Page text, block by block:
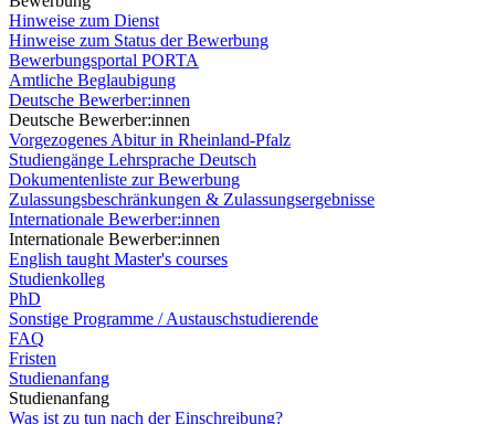
Hinweise zum Dienst
Hinweise zum Status der Bewerbung
Bewerbungsportal PORTA
Amtliche Beglaubigung
Deutsche Bewerber:innen
Deutsche Bewerber:innen
Vorgezogenes Abitur in Rheinland-Pfalz
Studiengänge Lehrsprache Deutsch
Dokumentenliste zur Bewerbung
Zulassungsbeschränkungen & Zulassungsergebnisse
Internationale Bewerber:innen
Internationale Bewerber:innen
English taught Master's courses
Studienkolleg
PhD
Sonstige Programme / Austauschstudierende
FAQ
Fristen
Studienanfang
Studienanfang
Was ist zu tun nach der Einschreibung?